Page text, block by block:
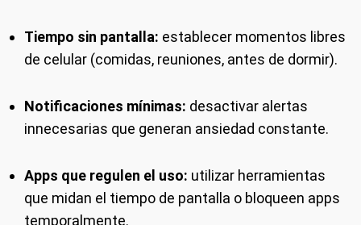
Tiempo sin pantalla: establecer momentos libres
de celular (comidas, reuniones, antes de dormir).
Notificaciones mínimas: desactivar alertas
innecesarias que generan ansiedad constante.
Apps que regulen el uso: utilizar herramientas
que midan el tiempo de pantalla o bloqueen apps
temporalmente.